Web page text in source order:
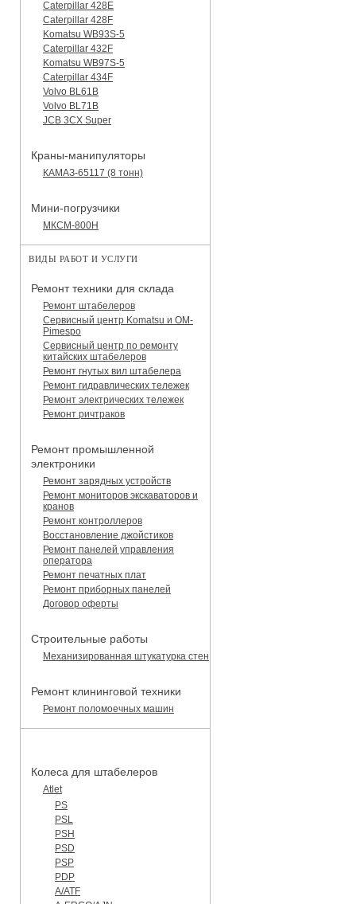
Caterpillar 428E
Caterpillar 428F
Komatsu WB93S-5
Caterpillar 432F
Komatsu WB97S-5
Caterpillar 434F
Volvo BL61B
Volvo BL71B
JCB 3CX Super
Краны-манипуляторы
КАМАЗ-65117 (8 тонн)
Мини-погрузчики
МКСМ-800H
ВИДЫ РАБОТ И УСЛУГИ
Ремонт техники для склада
Ремонт штабелеров
Сервисный центр Komatsu и OM-
Pimespo
Сервисный центр по ремонту
китайских штабелеров
Ремонт гнутых вил штабелера
Ремонт гидравлических тележек
Ремонт электрических тележек
Ремонт ричтраков
Ремонт промышленной
электроники
Ремонт зарядных устройств
Ремонт мониторов экскаваторов и
кранов
Ремонт контроллеров
Восстановление джойстиков
Ремонт панелей управления
оператора
Ремонт печатных плат
Ремонт приборных панелей
Договор оферты
Строительные работы
Механизированная штукатурка стен
Ремонт клининговой техники
Ремонт поломоечных машин
Колеса для штабелеров
Atlet
PS
PSL
PSH
PSD
PSP
PDP
A/ATF